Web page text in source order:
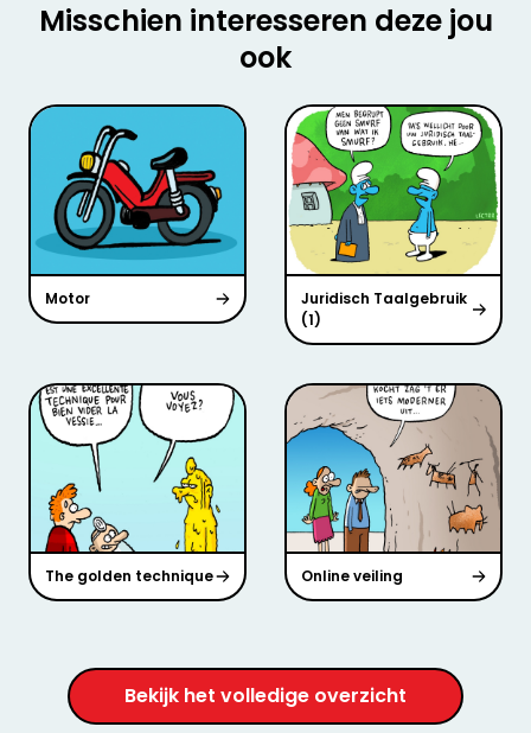
Misschien interesseren deze jou
ook
Motor
Juridisch Taalgebruik
(1)
The golden technique Online veiling
Bekijk het volledige overzicht